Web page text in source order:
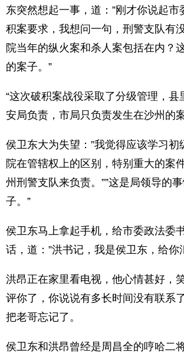
东突然想起一事，道：”刚才你说起市
积案要求，我想问一句，刑警支队有
院当年的纵火案和杀人案包括在内？
的案子。”
“这次破积案战役采取了分级管理，县
安局负责，市局只负责发生在沙州的
侯卫东大为失望：”我觉得应该学习初
院在管辖权上的区别，特别重大的案
州刑警支队来负责。””这是局领导的
子。”
侯卫东马上拿起手机，给市委政法委
话，道：”洪书记，我是侯卫东，给你
洪昂正在家里看电视，他心情甚好，
评你了，你说说有多长时间没有联系
把老哥忘记了。
侯卫东和洪昂曾经是周昌全的哼哈二